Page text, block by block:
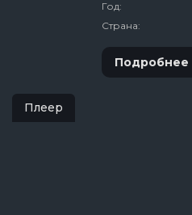
Год:
Страна:
Подробнее
Плеер